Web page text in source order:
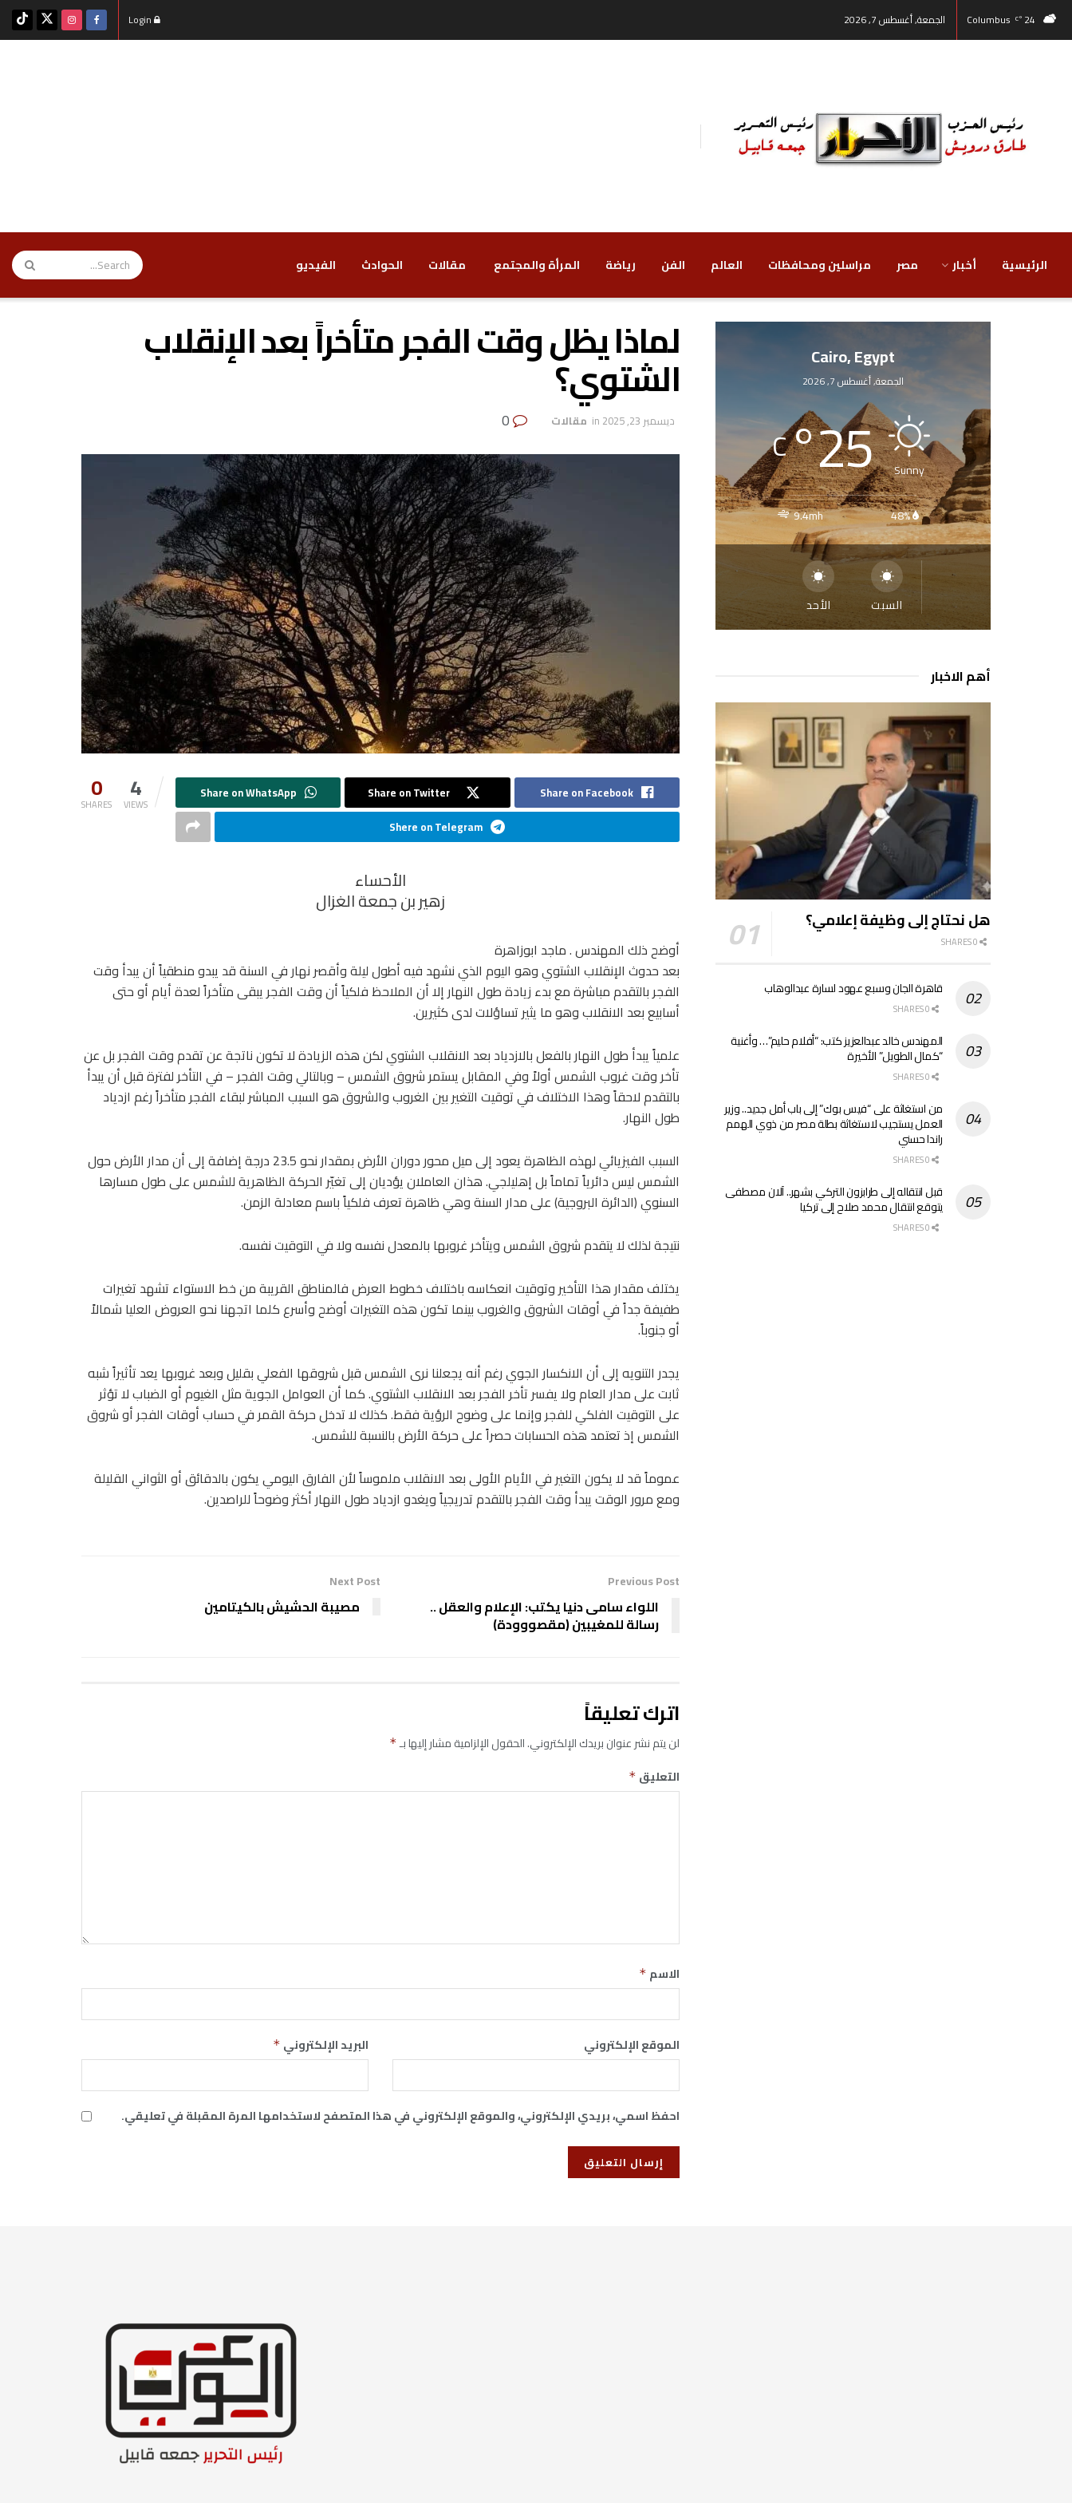
24
°C
Columbus الجمعة, أغسطس 7, 2026
الرئيسية أخبار مصر ‏مراسلين ومحافظات ‏العالم الفن رياضة ‏المرأة والمجتمع ‏ مقالات ‏الحوادث ‏الفيديو
لماذا يظل وقت الفجر متأخراً بعد الإنقلاب
الشتوي؟
ديسمبر 23, 2025 in ‏ مقالات
0
SHARES 4
VIEWS
Share on Facebook
Share on Twitter
Shere on Telegram
الأحساء
زهير بن جمعة الغزال
أوضح ذلك المهندس . ماجد ابوزاهرة
بعد حدوث الإنقلاب الشتوي وهو اليوم الذي نشهد فيه أطول ليلة وأقصر نهار في السنة قد يبدو منطقياً أن يبدأ وقت
الفجر بالتقدم مباشرة مع بدء زيادة طول النهار إلا أن الملاحظ فلكياً أن وقت الفجر يبقى متأخراً لعدة أيام أو حتى
أسابيع بعد الانقلاب وهو ما يثير تساؤلات لدى كثيرين.
علمياً يبدأ طول النهار بالفعل بالازدياد بعد الانقلاب الشتوي لكن هذه الزيادة لا تكون ناتجة عن تقدم وقت الفجر بل عن
تأخر وقت غروب الشمس أولاً وفي المقابل يستمر شروق الشمس – وبالتالي وقت الفجر – في التأخر لفترة قبل أن يبدأ
بالتقدم لاحقاً وهذا الاختلاف في توقيت التغير بين الغروب والشروق هو السبب المباشر لبقاء الفجر متأخراً رغم ازدياد
طول النهار.
السبب الفيزيائي لهذه الظاهرة يعود إلى ميل محور دوران الأرض بمقدار نحو 23.5 درجة إضافة إلى أن مدار الأرض حول
الشمس ليس دائرياً تماماً بل إهليلجي. هذان العاملان يؤديان إلى تغيّر الحركة الظاهرية للشمس على طول مسارها
السنوي (الدائرة البروجية) على مدار السنة وهي ظاهرة تعرف فلكياً باسم معادلة الزمن.
نتيجة لذلك لا يتقدم شروق الشمس ويتأخر غروبها بالمعدل نفسه ولا في التوقيت نفسه.
يختلف مقدار هذا التأخير وتوقيت انعكاسه باختلاف خطوط العرض فالمناطق القريبة من خط الاستواء تشهد تغيرات
طفيفة جداً في أوقات الشروق والغروب بينما تكون هذه التغيرات أوضح وأسرع كلما اتجهنا نحو العروض العليا شمالاً
أو جنوباً.
يجدر التنويه إلى أن الانكسار الجوي رغم أنه يجعلنا نرى الشمس قبل شروقها الفعلي بقليل وبعد غروبها يعد تأثيراً شبه
ثابت على مدار العام ولا يفسر تأخر الفجر بعد الانقلاب الشتوي. كما أن العوامل الجوية مثل الغيوم أو الضباب لا تؤثر
على التوقيت الفلكي للفجر وإنما على وضوح الرؤية فقط. كذلك لا تدخل حركة القمر في حساب أوقات الفجر أو شروق
الشمس إذ تعتمد هذه الحسابات حصراً على حركة الأرض بالنسبة للشمس.
عموماً قد لا يكون التغير في الأيام الأولى بعد الانقلاب ملموساً لأن الفارق اليومي يكون بالدقائق أو الثواني القليلة
ومع مرور الوقت يبدأ وقت الفجر بالتقدم تدريجياً ويغدو ازدياد طول النهار أكثر وضوحاً للراصدين.
Previous Post
اللواء سامى دنيا يكتب: الإعلام والعقل ..
رسالة للمغيبين (مقصووودة)
Next Post
مصيبة الحشيش بالكيتامين
اترك تعليقاً
لن يتم نشر عنوان بريدك الإلكتروني.الحقول الإلزامية مشار إليها بـ*
التعليق *
الاسم *
البريد الإلكتروني * الموقع الإلكتروني
احفظ اسمي، بريدي الإلكتروني، والموقع الإلكتروني في هذا المتصفح لاستخدامها المرة المقبلة في تعليقي.
Cairo, Egypt
الجمعة, أغسطس 7, 2026
Sunny
25
°
C
48%
9.4mh
السبت الأحد
أهم الاخبار
هل نحتاج إلى وظيفة إعلامي؟
قاهرة الجان وسبع عهود لسارة عبدالوهاب
المهندس خالد عبدالعزيز كتب: “أفلام حليم”… وأغنية
“كمال الطويل” الأخيرة
من استغاثة على “فيس بوك” إلى باب أمل جديد.. وزير
العمل يستجيب لاستغاثة بطلة مصر من ذوي الهمم
راندا حسني
قبل انتقاله إلى طرابزون التركي بشهر.. آلان مصطفى
يتوقع انتقال محمد صلاح إلى تركيا